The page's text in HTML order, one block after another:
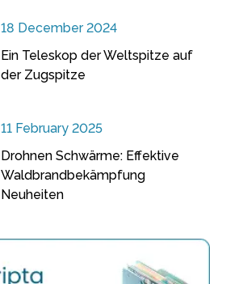
18 December 2024
Ein Teleskop der Weltspitze auf
der Zugspitze
11 February 2025
Drohnen Schwärme: Effektive
Waldbrandbekämpfung
Neuheiten